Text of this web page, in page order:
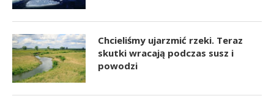
Chcieliśmy ujarzmić rzeki. Teraz
skutki wracają podczas susz i
powodzi